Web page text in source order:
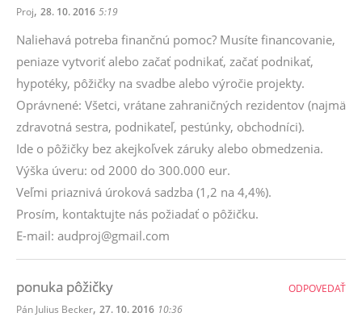
Proj, 28. 10. 2016 5:19
Naliehavá potreba finančnú pomoc? Musíte financovanie,
peniaze vytvoriť alebo začať podnikať, začať podnikať,
hypotéky, pôžičky na svadbe alebo výročie projekty.
Oprávnené: Všetci, vrátane zahraničných rezidentov (najmä
zdravotná sestra, podnikateľ, pestúnky, obchodníci).
Ide o pôžičky bez akejkoľvek záruky alebo obmedzenia.
Výška úveru: od 2000 do 300.000 eur.
Veľmi priaznivá úroková sadzba (1,2 na 4,4%).
Prosím, kontaktujte nás požiadať o pôžičku.
E-mail: audproj@gmail.com
ponuka pôžičky
Pán Julius Becker, 27. 10. 2016 10:36
ODPOVEDAŤ